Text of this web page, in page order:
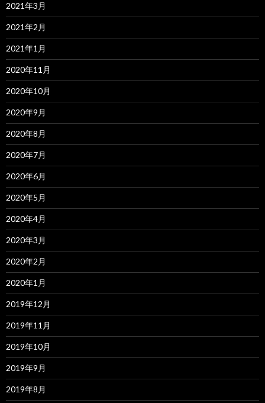
2021年3月
2021年2月
2021年1月
2020年11月
2020年10月
2020年9月
2020年8月
2020年7月
2020年6月
2020年5月
2020年4月
2020年3月
2020年2月
2020年1月
2019年12月
2019年11月
2019年10月
2019年9月
2019年8月